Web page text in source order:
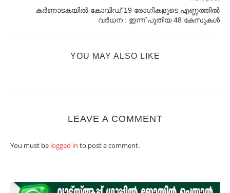
കർണാടകയിൽ കോവിഡ്-19 രോഗികളുടെ എണ്ണത്തിൽ
വർധന : ഇന്ന് പുതിയ 48 കേസുകൾ
YOU MAY ALSO LIKE
LEAVE A COMMENT
You must be logged in to post a comment.